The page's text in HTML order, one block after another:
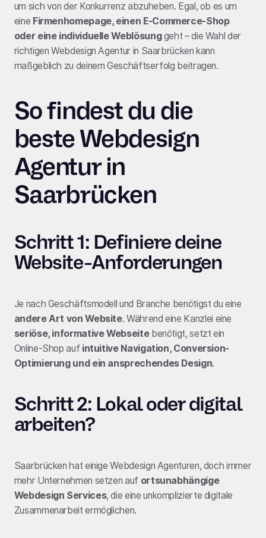
um sich von der Konkurrenz abzuheben. Egal, ob es um
eine Firmenhomepage, einen E-Commerce-Shop
oder eine individuelle Weblösunggeht – die Wahl der
richtigen Webdesign Agentur in Saarbrücken kann
maßgeblich zu deinem Geschäftserfolg beitragen.
So findest du die
beste Webdesign
Agentur in
Saarbrücken
Schritt 1: Definiere deine
Website-Anforderungen
Je nach Geschäftsmodell und Branche benötigst du eine
andere Art von Website. Während eine Kanzlei eine
seriöse, informative Webseitebenötigt, setzt ein
Online-Shop auf intuitive Navigation, Conversion-
Optimierung und ein ansprechendes Design.
Schritt 2: Lokal oder digital
arbeiten?
Saarbrücken hat einige Webdesign Agenturen, doch immer
mehr Unternehmen setzen auf ortsunabhängige
Webdesign Services, die eine unkomplizierte digitale
Zusammenarbeit ermöglichen.